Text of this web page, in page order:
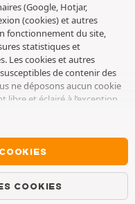
(Google, Hotjar,
(cookies) et autres
fonctionnement du site,
statistiques et
Les cookies et autres
de contenir des
ne déposons aucun cookie
et éclairé à l’exception
pouvez retirer votre
sur lapage cookies et
à naviguer sans
Le refus ne fait pas
plus d’informations, nous
autres traceurs
COOKIES